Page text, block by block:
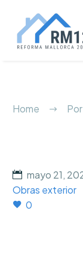
Home
mayo 21,
Obras exterior
0